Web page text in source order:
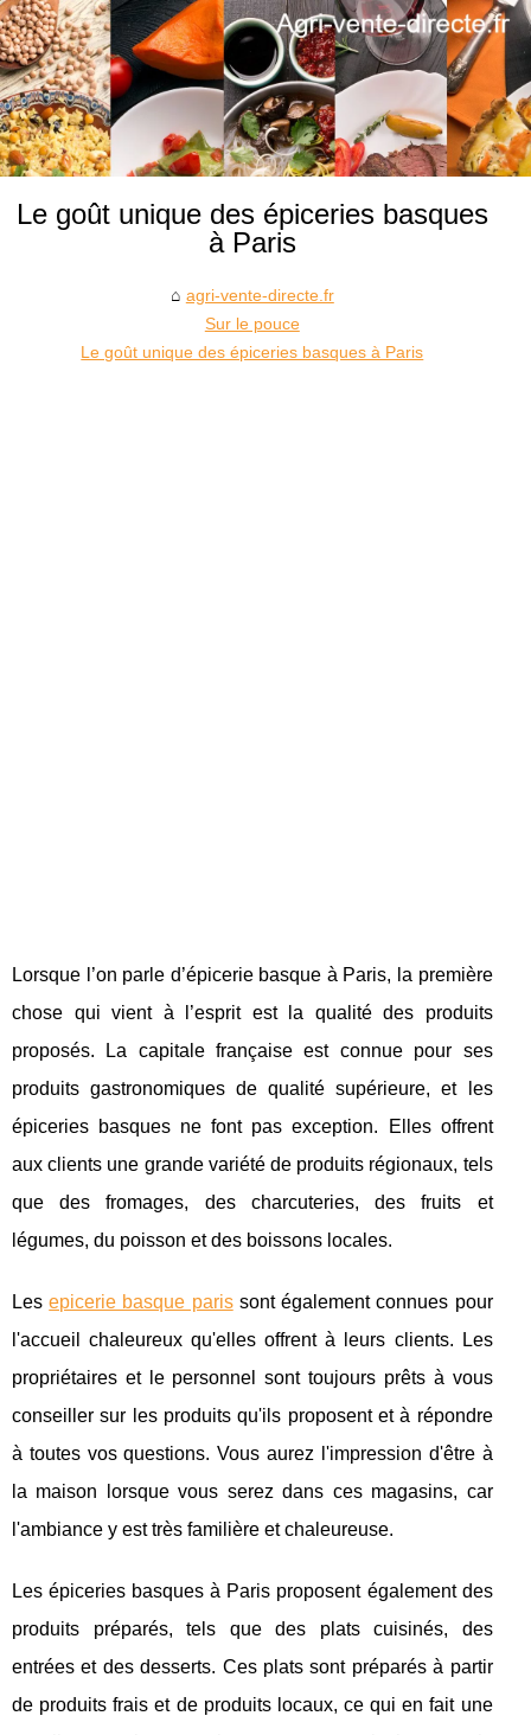
Le goût unique des épiceries basques
à Paris
agri-vente-directe.fr
Sur le pouce
Le goût unique des épiceries basques à Paris
Lorsque l’on parle d’épicerie basque à Paris, la première
chose qui vient à l’esprit est la qualité des produits
proposés. La capitale française est connue pour ses
produits gastronomiques de qualité supérieure, et les
épiceries basques ne font pas exception. Elles offrent
aux clients une grande variété de produits régionaux, tels
que des fromages, des charcuteries, des fruits et
légumes, du poisson et des boissons locales.
Lesepicerie basque parissont également connues pour
l'accueil chaleureux qu'elles offrent à leurs clients. Les
propriétaires et le personnel sont toujours prêts à vous
conseiller sur les produits qu'ils proposent et à répondre
à toutes vos questions. Vous aurez l'impression d'être à
la maison lorsque vous serez dans ces magasins, car
l'ambiance y est très familière et chaleureuse.
Les épiceries basques à Paris proposent également des
produits préparés, tels que des plats cuisinés, des
entrées et des desserts. Ces plats sont préparés à partir
de produits frais et de produits locaux, ce qui en fait une